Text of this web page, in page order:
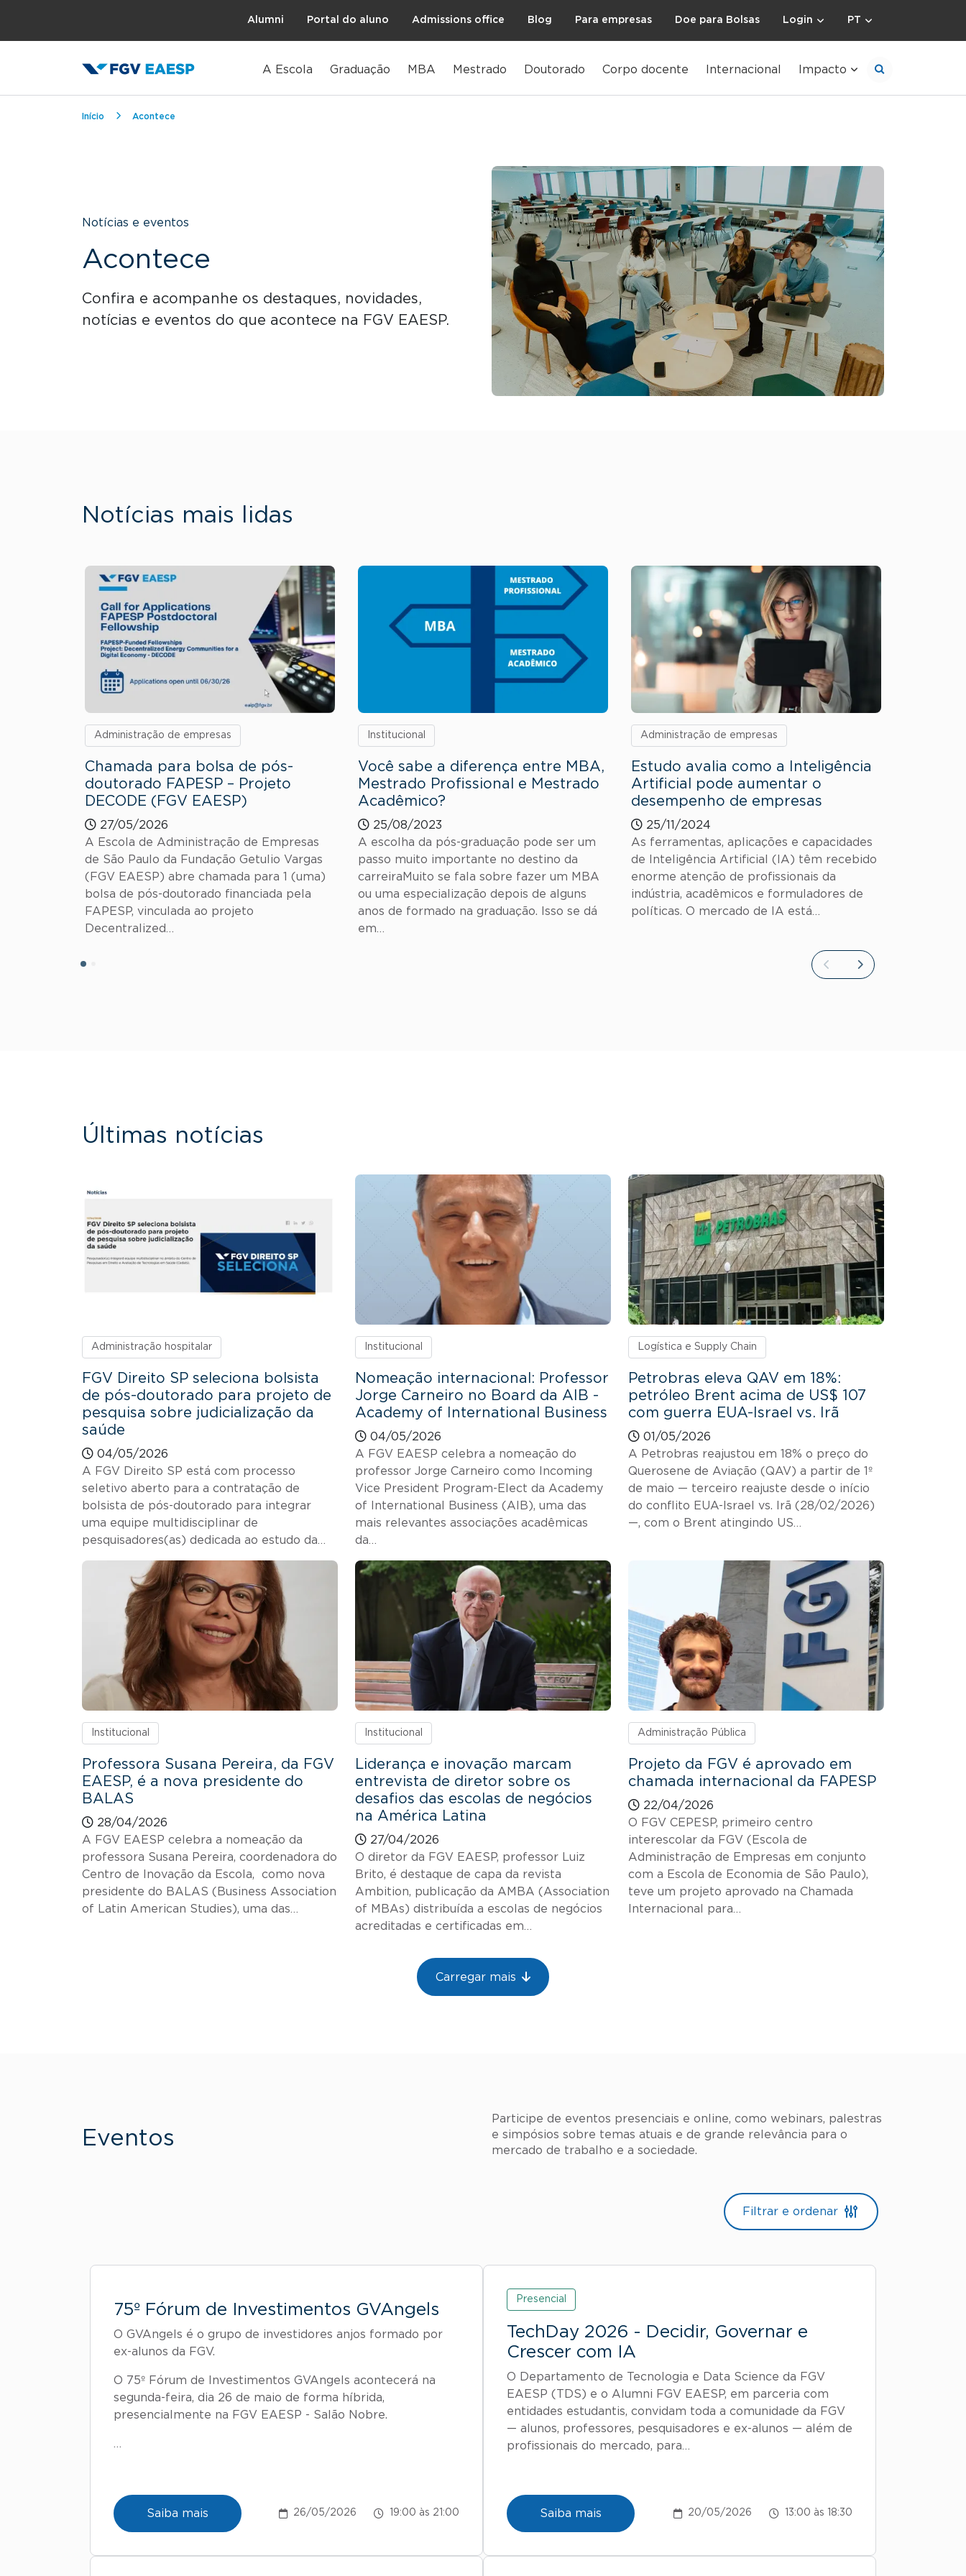
Alumni Portal do aluno Admissions office Blog Para empresas Doe para Bolsas Login PT
A Escola Graduação MBA Mestrado Doutorado Corpo docente Internacional Impacto
Trilha de navegação
Início Acontece
Notícias e eventos
Acontece
Confira e acompanhe os destaques, novidades,
notícias e eventos do que acontece na FGV EAESP.
Notícias mais lidas
Administração de empresas
Chamada para bolsa de pós-
doutorado FAPESP – Projeto
DECODE (FGV EAESP)
27/05/2026
A Escola de Administração de Empresas
de São Paulo da Fundação Getulio Vargas
(FGV EAESP) abre chamada para 1 (uma)
bolsa de pós-doutorado financiada pela
FAPESP, vinculada ao projeto
Decentralized…
Institucional
Você sabe a diferença entre MBA,
Mestrado Profissional e Mestrado
Acadêmico?
25/08/2023
A escolha da pós-graduação pode ser um
passo muito importante no destino da
carreiraMuito se fala sobre fazer um MBA
ou uma especialização depois de alguns
anos de formado na graduação. Isso se dá
em…
Administração de empresas
Estudo avalia como a Inteligência
Artificial pode aumentar o
desempenho de empresas
25/11/2024
As ferramentas, aplicações e capacidades
de Inteligência Artificial (IA) têm recebido
enorme atenção de profissionais da
indústria, acadêmicos e formuladores de
políticas. O mercado de IA está…
Últimas notícias
Administração hospitalar
FGV Direito SP seleciona bolsista
de pós-doutorado para projeto de
pesquisa sobre judicialização da
saúde
04/05/2026
A FGV Direito SP está com processo
seletivo aberto para a contratação de
bolsista de pós-doutorado para integrar
uma equipe multidisciplinar de
pesquisadores(as) dedicada ao estudo da…
Institucional
Nomeação internacional: Professor
Jorge Carneiro no Board da AIB -
Academy of International Business
04/05/2026
A FGV EAESP celebra a nomeação do
professor Jorge Carneiro como Incoming
Vice President Program-Elect da Academy
of International Business (AIB), uma das
mais relevantes associações acadêmicas
da…
Logística e Supply Chain
Petrobras eleva QAV em 18%:
petróleo Brent acima de US$ 107
com guerra EUA-Israel vs. Irã
01/05/2026
A Petrobras reajustou em 18% o preço do
Querosene de Aviação (QAV) a partir de 1º
de maio — terceiro reajuste desde o início
do conflito EUA-Israel vs. Irã (28/02/2026)
—, com o Brent atingindo US…
Institucional
Professora Susana Pereira, da FGV
EAESP, é a nova presidente do
BALAS
28/04/2026
A FGV EAESP celebra a nomeação da
professora Susana Pereira, coordenadora do
Centro de Inovação da Escola, como nova
presidente do BALAS (Business Association
of Latin American Studies), uma das…
Institucional
Liderança e inovação marcam
entrevista de diretor sobre os
desafios das escolas de negócios
na América Latina
27/04/2026
O diretor da FGV EAESP, professor Luiz
Brito, é destaque de capa da revista
Ambition, publicação da AMBA (Association
of MBAs) distribuída a escolas de negócios
acreditadas e certificadas em…
Administração Pública
Projeto da FGV é aprovado em
chamada internacional da FAPESP
22/04/2026
O FGV CEPESP, primeiro centro
interescolar da FGV (Escola de
Administração de Empresas em conjunto
com a Escola de Economia de São Paulo),
teve um projeto aprovado na Chamada
Internacional para…
Carregar mais
Eventos
Participe de eventos presenciais e online, como webinars, palestras
e simpósios sobre temas atuais e de grande relevância para o
mercado de trabalho e a sociedade.
Filtrar e ordenar
75º Fórum de Investimentos GVAngels
O GVAngels é o grupo de investidores anjos formado por
ex-alunos da FGV.
​O 75º Fórum de Investimentos GVAngels acontecerá na
segunda-feira, dia 26 de maio de forma híbrida,
presencialmente na FGV EAESP - Salão Nobre.
​…
Saiba mais 26/05/2026 19:00 às 21:00
Presencial
TechDay 2026 - Decidir, Governar e
Crescer com IA
O Departamento de Tecnologia e Data Science da FGV
EAESP (TDS) e o Alumni FGV EAESP, em parceria com
entidades estudantis, convidam toda a comunidade da FGV
— alunos, professores, pesquisadores e ex-alunos — além de
profissionais do mercado, para…
Saiba mais 20/05/2026 13:00 às 18:30